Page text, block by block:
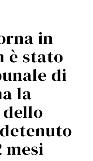
in
è stato
di
la
mesi